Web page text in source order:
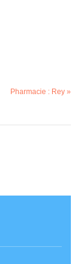
Pharmacie : Rey »